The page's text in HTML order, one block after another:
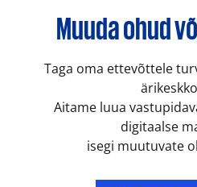
Muuda ohud
Taga oma ettevõttele
Aitame luua
digitaalse
isegi muutuvate